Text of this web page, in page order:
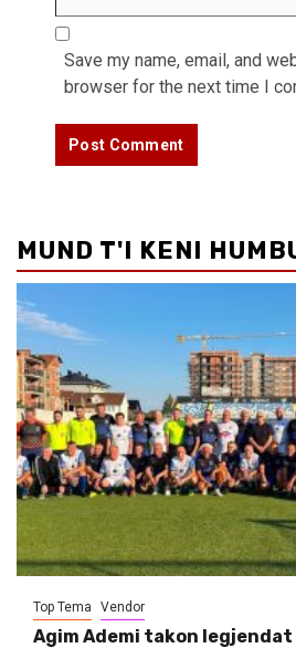
Save my name, email, and
browser for the next time I
MUND T'I KENI
Top Tema Vendor
Agim Ademi takon legjendat